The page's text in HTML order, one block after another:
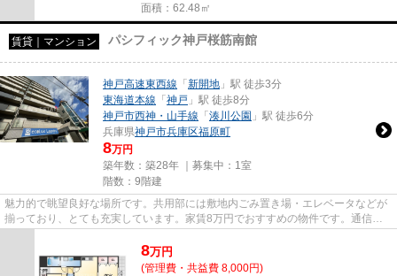
面積：62.48㎡
賃貸｜マンション パシフィック神戸桜筋南館
神戸高速東西線 「 新開地 」駅 徒歩3分
東海道本線 「 神戸 」駅 徒歩8分
神戸市西神・山手線 「 湊川公園 」駅 徒歩6分
兵庫県神戸市兵庫区福原町
8万円
築年数：築28年 ｜募集中： 1室
階数：9階建
魅力的で眺望良好な場所です。共用部には敷地内ごみ置き場・エレベータなどが
揃っており、とても充実しています。家賃8万円でおすすめの物件です。通信速
8万円
(管理費・共益費 8,000円)